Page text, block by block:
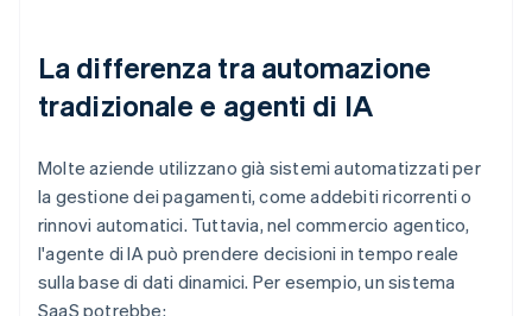
La differenza tra automazione
tradizionale e agenti di IA
Molte aziende utilizzano già sistemi automatizzati per
la gestione dei pagamenti, come addebiti ricorrenti o
rinnovi automatici. Tuttavia, nel commercio agentico,
l'agente di IA può prendere decisioni in tempo reale
sulla base di dati dinamici. Per esempio, un sistema
SaaS potrebbe: